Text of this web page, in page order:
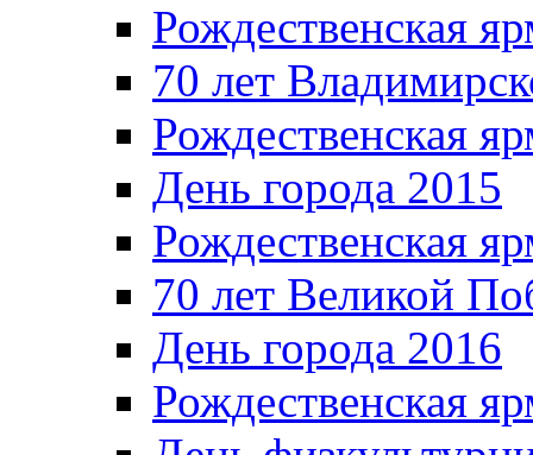
Рождественская
70 лет
Рождественская
День города 2015
Рождественская
70 лет Великой
День города 2016
Рождественская